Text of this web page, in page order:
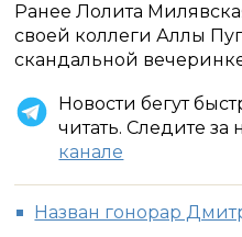
Ранее Лолита
своей коллеги Аллы
скандальной
Новости бегут
читать. Следите
канале
Назван гонорар